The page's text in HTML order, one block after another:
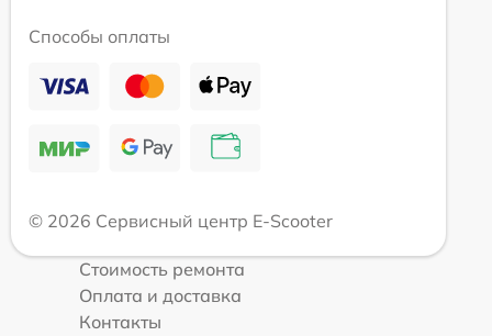
Способы оплаты
© 2026 Сервисный центр E-Scooter
Стоимость ремонта
Оплата и доставка
Контакты